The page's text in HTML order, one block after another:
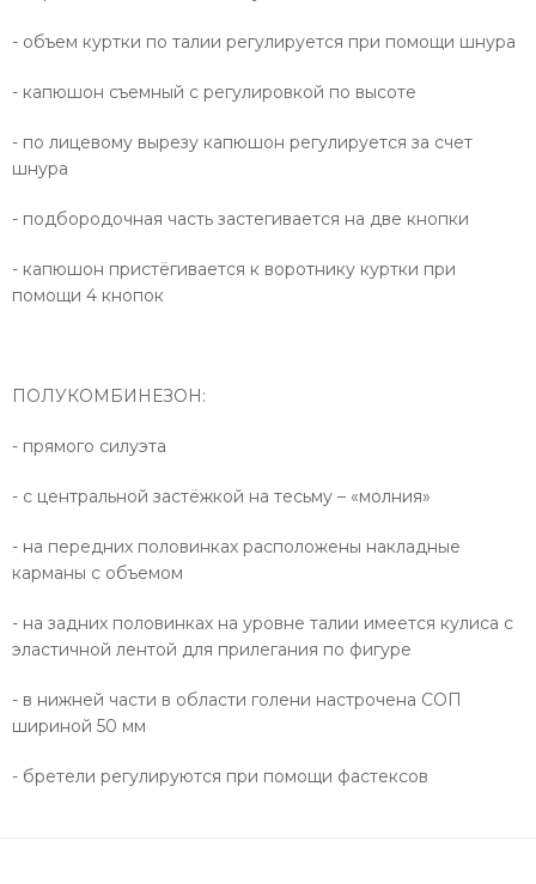
- объем куртки по талии регулируется при помощи шнура
- капюшон съемный с регулировкой по высоте
- по лицевому вырезу капюшон регулируется за счет
шнура
- подбородочная часть застегивается на две кнопки
- капюшон пристёгивается к воротнику куртки при
помощи 4 кнопок
ПОЛУКОМБИНЕЗОН:
- прямого силуэта
- с центральной застёжкой на тесьму – «молния»
- на передних половинках расположены накладные
карманы с объемом
- на задних половинках на уровне талии имеется кулиса с
эластичной лентой для прилегания по фигуре
- в нижней части в области голени настрочена СОП
шириной 50 мм
- бретели регулируются при помощи фастексов